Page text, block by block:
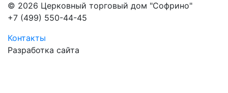
© 2026 Церковный торговый дом "Софрино"
+7 (499) 550-44-45
Контакты
Разработка сайта